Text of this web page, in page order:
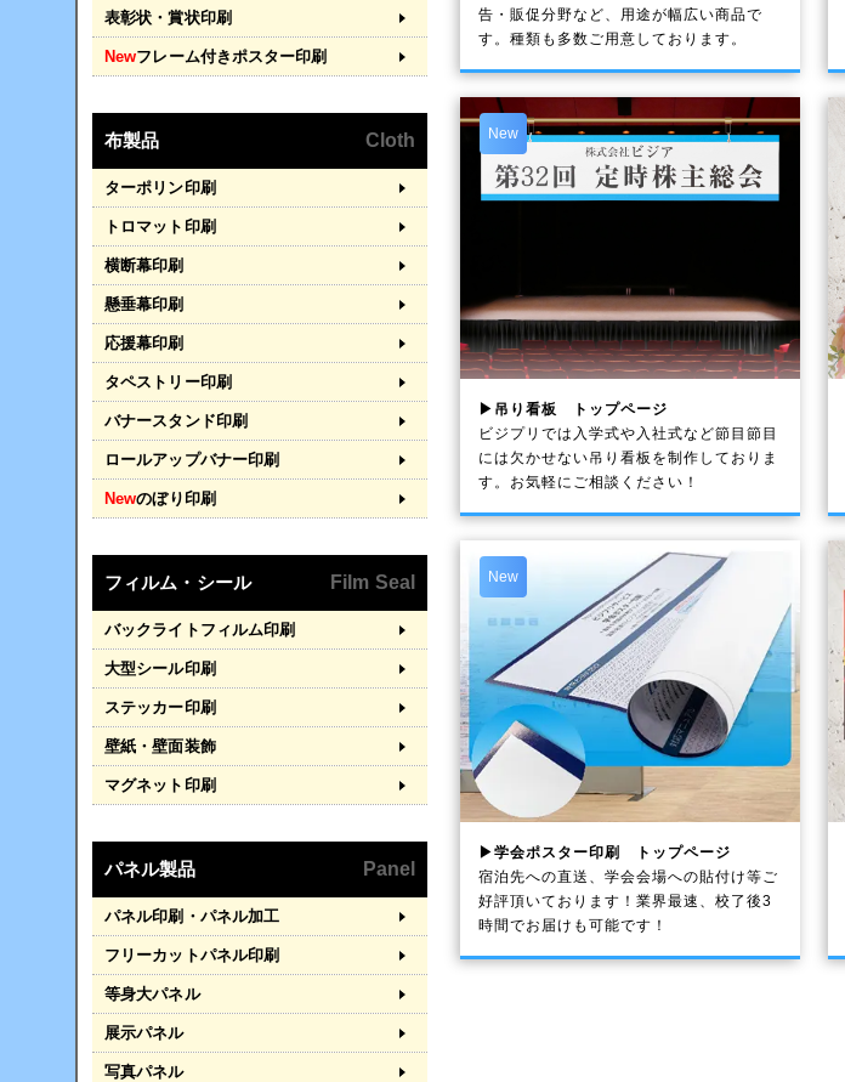
告・販促分野など、用途が幅広い商品で
す。種類も多数ご用意しております。
New
▶吊り看板 トップページ
ビジプリでは入学式や入社式など節目節目
には欠かせない吊り看板を制作しておりま
す。お気軽にご相談ください！
New
▶学会ポスター印刷 トップページ
宿泊先への直送、学会会場への貼付け等ご
好評頂いております！業界最速、校了後3
時間でお届けも可能です！
表彰状・賞状印刷
Newフレーム付きポスター印刷
布製品 Cloth
ターポリン印刷
トロマット印刷
横断幕印刷
懸垂幕印刷
応援幕印刷
タペストリー印刷
バナースタンド印刷
ロールアップバナー印刷
Newのぼり印刷
フィルム・シール Film Seal
バックライトフィルム印刷
大型シール印刷
ステッカー印刷
壁紙・壁面装飾
マグネット印刷
パネル製品 Panel
パネル印刷・パネル加工
フリーカットパネル印刷
等身大パネル
展示パネル
写真パネル